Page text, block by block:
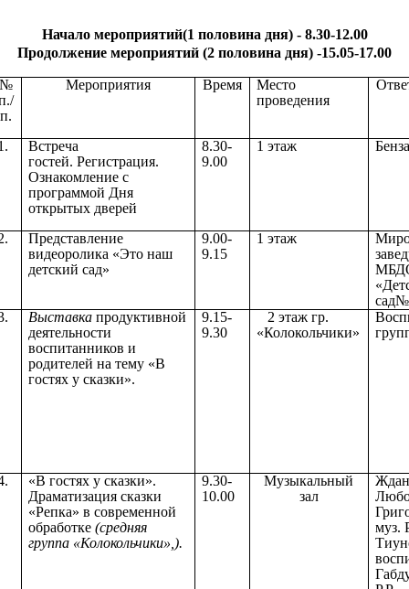
Начало мероприятий(1 половина дня) - 8.30-12.00
Продолжение мероприятий (2 половина дня) -15.05-17.00
п.
Мероприятия Время
Место
проведения
Встреча
гостей. Регистрация.
Ознакомление с
программой Дня
открытых дверей
8.30-
9.00
1 этаж
Представление
видеоролика «Это наш
детский сад»
9.00-
9.15
1 этаж
Выставкапродуктивной
деятельности
воспитанников и
родителей на тему «В
гостях у сказки».
9.15-
9.30
2 этаж гр.
«Колокольчики»
«В гостях у сказки».
Драматизация сказки
«Репка» в современной
обработке (средняя
группа «Колокольчики»,).
9.30-
10.00
Музыкальный
зал
муз.